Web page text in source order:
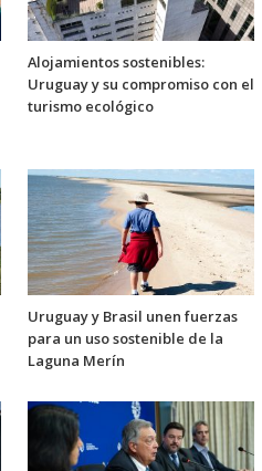
Alojamientos sostenibles:
Uruguay y su compromiso con el
turismo ecológico
Uruguay y Brasil unen fuerzas
para un uso sostenible de la
Laguna Merín